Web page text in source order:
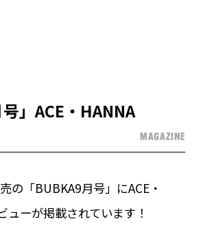
号」ACE・HANNA
MAGAZINE
の「BUBKA9月号」にACE・
ューが掲載されています！